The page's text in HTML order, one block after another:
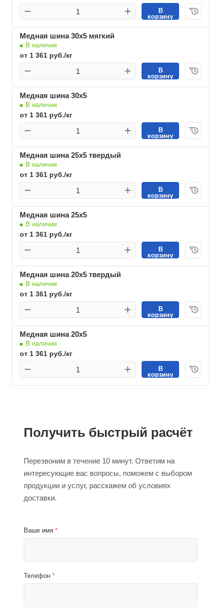
В
корзину
Медная шина 30х5 мягкий
В наличии
от 1 361 руб./кг
В
корзину
Медная шина 30х5
В наличии
от 1 361 руб./кг
В
корзину
Медная шина 25х5 твердый
В наличии
от 1 361 руб./кг
В
корзину
Медная шина 25х5
В наличии
от 1 361 руб./кг
В
корзину
Медная шина 20х5 твердый
В наличии
от 1 361 руб./кг
В
корзину
Медная шина 20х5
В наличии
от 1 361 руб./кг
В
корзину
Получить быстрый расчёт
Перезвоним в течение 10 минут. Ответим на
интересующие вас вопросы, поможем с выбором
продукции и услуг, расскажем об условиях
доставки.
Ваше имя *
Телефон *